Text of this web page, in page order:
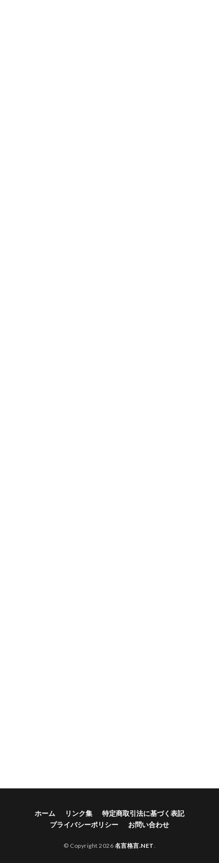
ホーム リンク集
特定商取引法に基づく表記
プライバシーポリシー
お問い合わせ
© Copyright 2026 名言格言.NET.